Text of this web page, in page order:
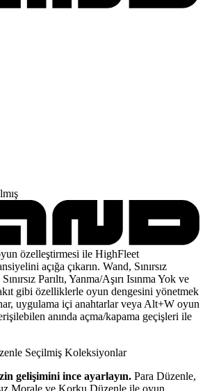
özelleştirmesi ile HighFleet
açığa çıkarın. Wand, Sınırsız
Parıltı, Yanma/Aşırı Isınma Yok ve
gibi özelliklerle oyun dengesini yönetmek
uygulama içi anahtarlar veya Alt+W oyun
anında açma/kapama geçişleri ile
Seçilmiş Koleksiyonlar
gelişimini ince ayarlayın. Para Düzenle,
Morale ve Korku Düzenle ile oyun